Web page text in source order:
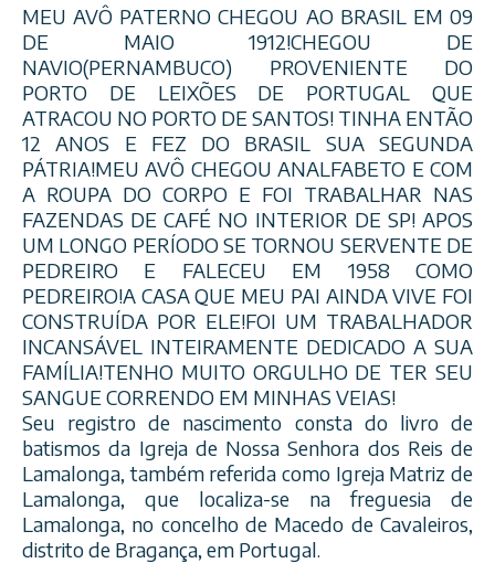
MEU AVÔ PATERNO CHEGOU AO BRASIL EM 09
DE MAIO 1912!CHEGOU DE
NAVIO(PERNAMBUCO) PROVENIENTE DO
PORTO DE LEIXÕES DE PORTUGAL QUE
ATRACOU NO PORTO DE SANTOS! TINHA ENTÃO
12 ANOS E FEZ DO BRASIL SUA SEGUNDA
PÁTRIA!MEU AVÔ CHEGOU ANALFABETO E COM
A ROUPA DO CORPO E FOI TRABALHAR NAS
FAZENDAS DE CAFÉ NO INTERIOR DE SP! APOS
UM LONGO PERÍODO SE TORNOU SERVENTE DE
PEDREIRO E FALECEU EM 1958 COMO
PEDREIRO!A CASA QUE MEU PAI AINDA VIVE FOI
CONSTRUÍDA POR ELE!FOI UM TRABALHADOR
INCANSÁVEL INTEIRAMENTE DEDICADO A SUA
FAMÍLIA!TENHO MUITO ORGULHO DE TER SEU
SANGUE CORRENDO EM MINHAS VEIAS!
Seu registro de nascimento consta do livro de
batismos da Igreja de Nossa Senhora dos Reis de
Lamalonga, também referida como Igreja Matriz de
Lamalonga, que localiza-se na freguesia de
Lamalonga, no concelho de Macedo de Cavaleiros,
distrito de Bragança, em Portugal.